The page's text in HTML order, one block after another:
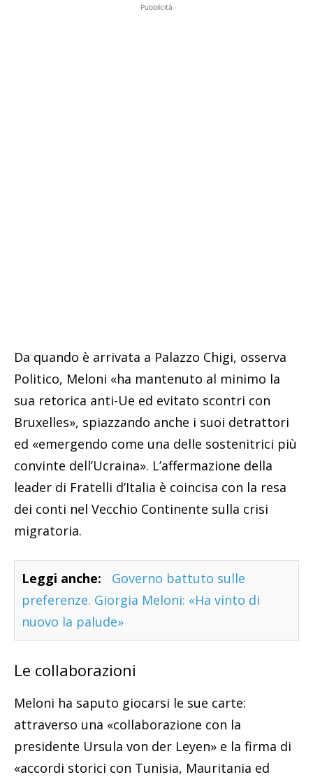
Pubblicità
Da quando è arrivata a Palazzo Chigi, osserva
Politico, Meloni «ha mantenuto al minimo la
sua retorica anti-Ue ed evitato scontri con
Bruxelles», spiazzando anche i suoi detrattori
ed «emergendo come una delle sostenitrici più
convinte dell’Ucraina». L’affermazione della
leader di Fratelli d’Italia è coincisa con la resa
dei conti nel Vecchio Continente sulla crisi
migratoria.
Leggi anche:
Governo battuto sulle
preferenze. Giorgia Meloni: «Ha vinto di
nuovo la palude»
Le collaborazioni
Meloni ha saputo giocarsi le sue carte:
attraverso una «collaborazione con la
presidente Ursula von der Leyen» e la firma di
«accordi storici con Tunisia, Mauritania ed